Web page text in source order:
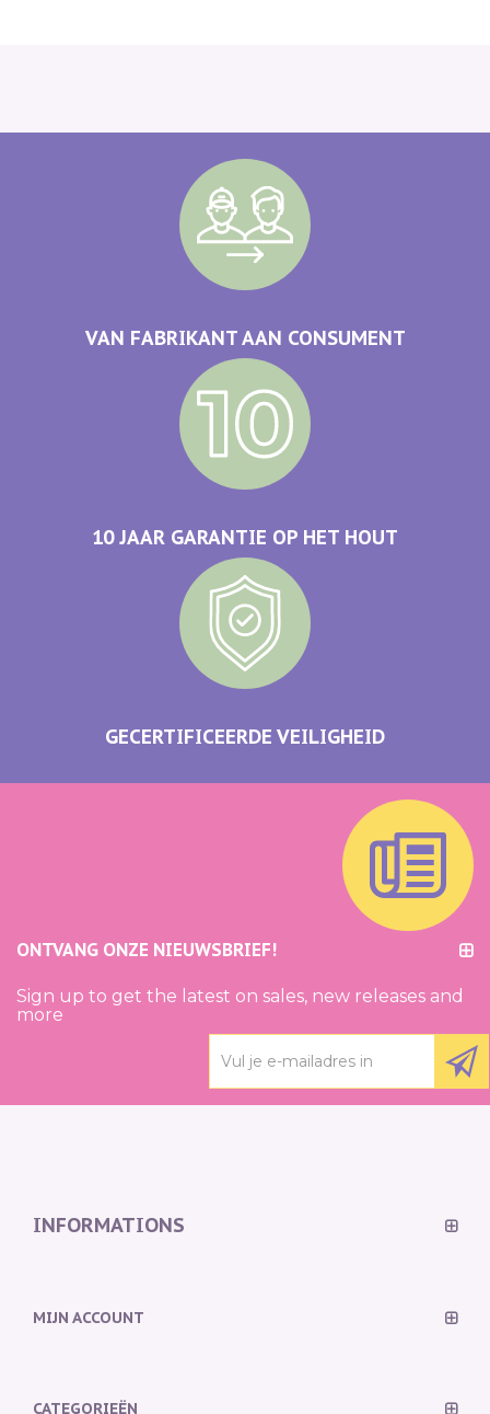
VAN FABRIKANT AAN CONSUMENT
10 JAAR GARANTIE OP HET HOUT
GECERTIFICEERDE VEILIGHEID
ONTVANG ONZE NIEUWSBRIEF!
Sign up to get the latest on sales, new releases and
more
INFORMATIONS
MIJN ACCOUNT
CATEGORIEËN